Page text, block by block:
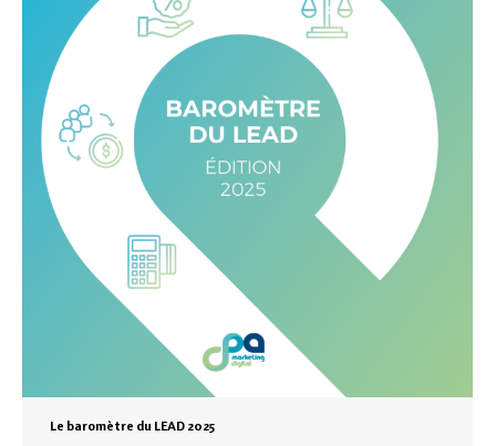
Le baromètre du LEAD 2025